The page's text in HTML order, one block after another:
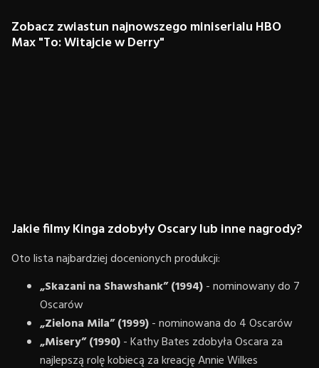
Zobacz zwiastun najnowszego miniserialu HBO
Max "To: Witajcie w Derry"
Jakie filmy Kinga zdobyły Oscary lub inne nagrody?
Oto lista najbardziej docenionych produkcji:
„Skazani na Shawshank” (1994)- nominowany do 7
Oscarów
„Zielona Mila” (1999)- nominowana do 4 Oscarów
„Misery” (1990)- Kathy Bates zdobyła Oscara za
najlepszą rolę kobiecą za kreację Annie Wilkes